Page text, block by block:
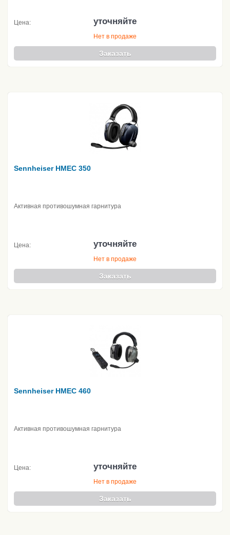
Цена: уточняйте
Нет в продаже
Заказать
Sennheiser HMEC 350
Активная противошумная гарнитура
Цена: уточняйте
Нет в продаже
Заказать
Sennheiser HMEC 460
Активная противошумная гарнитура
Цена: уточняйте
Нет в продаже
Заказать